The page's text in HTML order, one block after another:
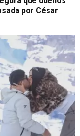
por César